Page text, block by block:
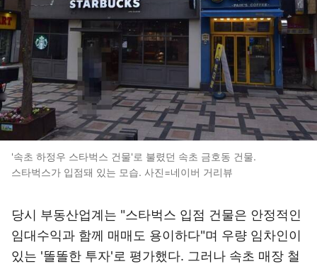
'속초 하정우 스타벅스 건물'로 불렸던 속초 금호동 건물.
스타벅스가 입점돼 있는 모습. 사진=네이버 거리뷰
당시 부동산업계는 "스타벅스 입점 건물은 안정적인
임대수익과 함께 매매도 용이하다"며 우량 임차인이
있는 '똘똘한 투자'로 평가했다. 그러나 속초 매장 철